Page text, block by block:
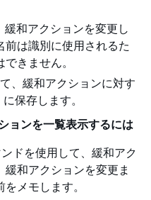
緩和アクションを変更し
前は識別に使用されるた
きません。
、緩和アクションに対す
保存します。
ョンを一覧表示するには
ドを使用して、緩和アク
和アクションを変更ま
メモします。